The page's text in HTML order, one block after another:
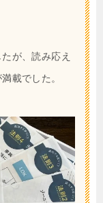
が、読み応え
載でした。